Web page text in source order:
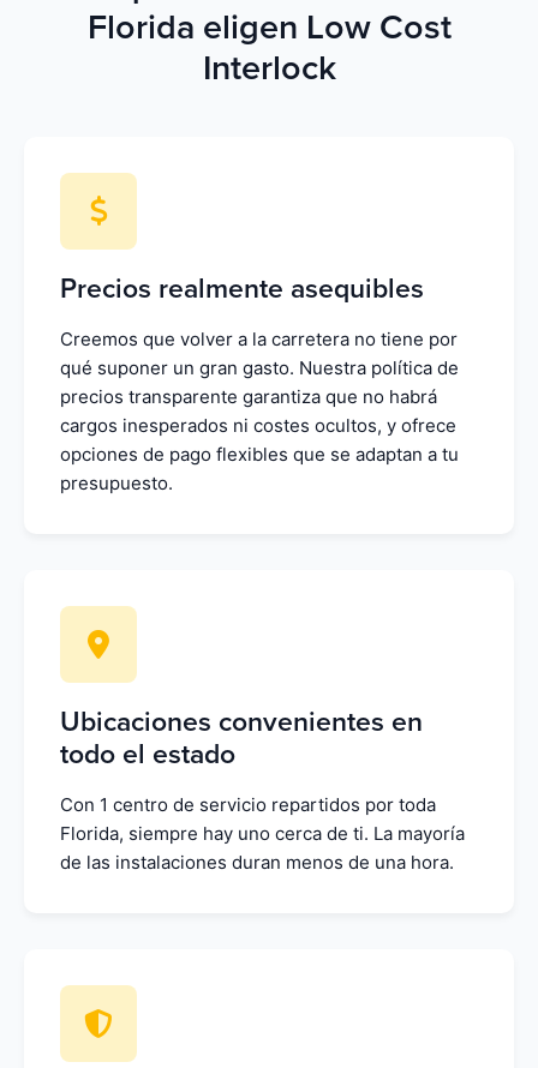
Florida eligen Low Cost
Interlock
Precios realmente asequibles
Creemos que volver a la carretera no tiene por
qué suponer un gran gasto. Nuestra política de
precios transparente garantiza que no habrá
cargos inesperados ni costes ocultos, y ofrece
opciones de pago flexibles que se adaptan a tu
presupuesto.
Ubicaciones convenientes en
todo el estado
Con 1 centro de servicio repartidos por toda
Florida, siempre hay uno cerca de ti. La mayoría
de las instalaciones duran menos de una hora.